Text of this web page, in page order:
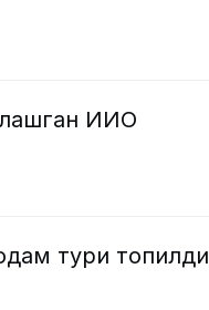
ИИО
тури топилди